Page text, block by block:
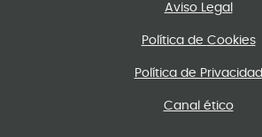
Aviso Legal
Política de Cookies
Política de Privacidad
Canal ético